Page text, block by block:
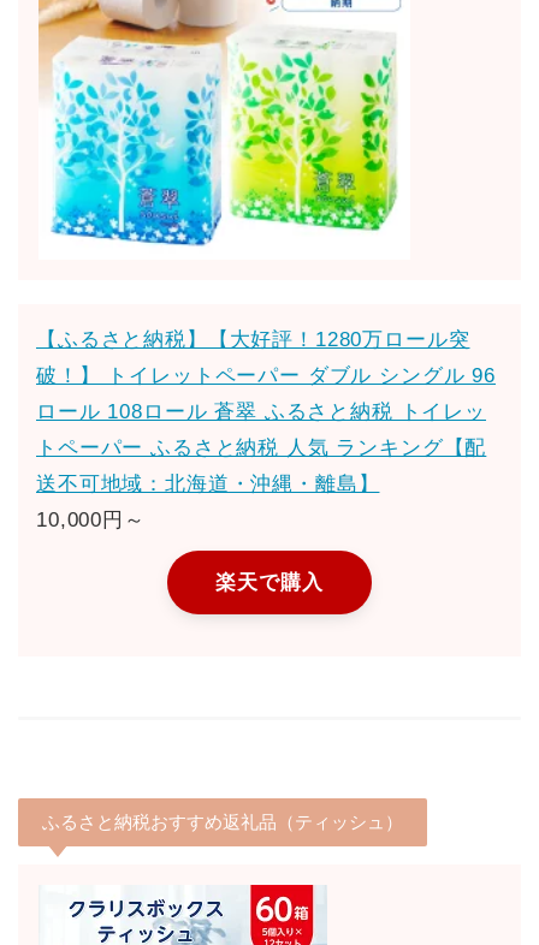
【ふるさと納税】【大好評！1280万ロール突
破！】 トイレットペーパー ダブル シングル 96
ロール 108ロール 蒼翠 ふるさと納税 トイレッ
トペーパー ふるさと納税 人気 ランキング【配
送不可地域：北海道・沖縄・離島】
10,000円～
楽天で購入
ふるさと納税おすすめ返礼品（ティッシュ）